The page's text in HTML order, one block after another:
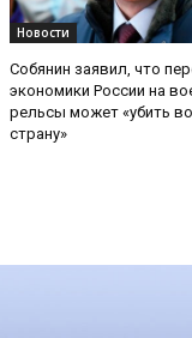
Новости
Собянин заявил, что
экономики России на
рельсы может «убить
страну»